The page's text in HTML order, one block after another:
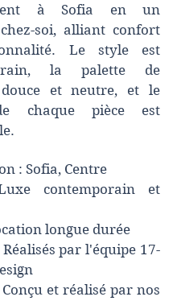
à Sofia en un
soi, alliant confort
Le style est
la palette de
et neutre, et le
chaque pièce est
: Sofia, Centre
contemporain et
longue durée
par l'équipe 17-
et réalisé par nos